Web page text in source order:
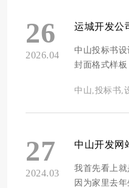
安全、环保
有品质”的来
方维网络...
26
2026.04
运城开发公
中山投标书设
封面格式样
程单标书，标
中山,投标书,
27
2024.03
中山开发网
我首先看上就
因为家里去